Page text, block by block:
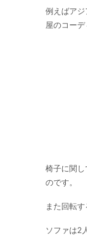
例えばア
屋のコーデ
椅子に関
のです。
また回転
ソファは2